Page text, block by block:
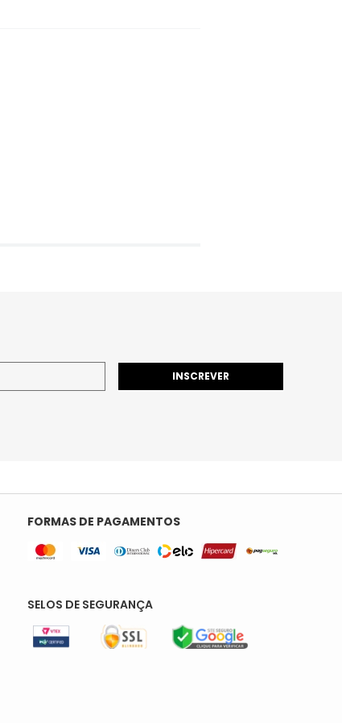
INSCREVER
FORMAS DE PAGAMENTOS
SELOS DE SEGURANÇA